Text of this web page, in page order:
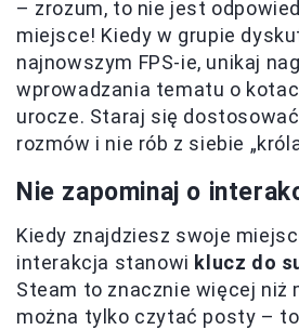
– zrozum, to nie jest
miejsce! Kiedy w grupie
najnowszym FPS-ie, unikaj
wprowadzania tematu o
urocze. Staraj się
rozmów i nie rób z siebie
Nie zapominaj o
Kiedy znajdziesz swoje
interakcja stanowi klucz do
Steam to znacznie więcej niż
można tylko czytać posty –